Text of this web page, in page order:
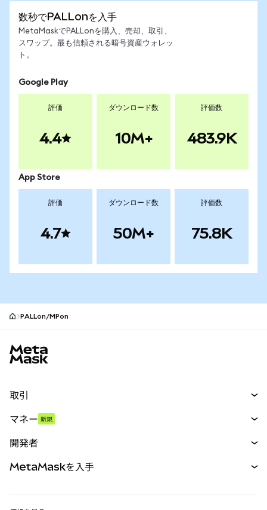
数秒でPALLonを入手
MetaMaskでPALLonを購入、売却、取引、
スワップ。最も信頼される暗号資産ウォレッ
ト。
Google Play
評価
4.4
ダウンロード数
10M+
評価数
483.9K
App Store
評価
4.7
ダウンロード数
50M+
評価数
75.8K
PALLon/MPon
取引
パーペチュアル
RWA
マネー 新規
開発者
MetaMaskを入手